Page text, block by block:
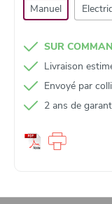
Manuel
SUR
Livraison
Envoyé par
2 ans de